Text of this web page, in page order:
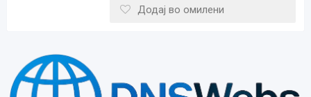
Додај во омилени